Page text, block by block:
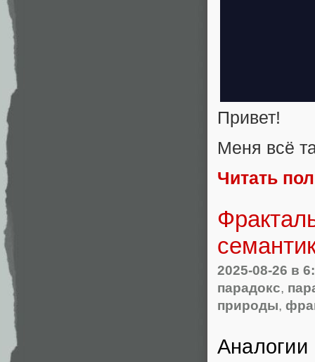
Привет!
Меня всё
Читать
2025-08-26 в
парадокс,
природы,